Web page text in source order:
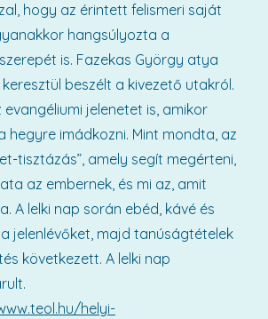
hogy az érintett felismeri saját
hangsúlyozta a
is. Fazekas György atya
beszélt a kivezető utakról.
evangéliumi jelenetet is, amikor
hegyre imádkozni. Mint mondta, az
tisztázás”, amely segít megérteni,
az embernek, és mi az, amit
A lelki nap során ebéd, kávé és
jelenlévőket, majd tanúságtételek
következett. A lelki nap
helyi-